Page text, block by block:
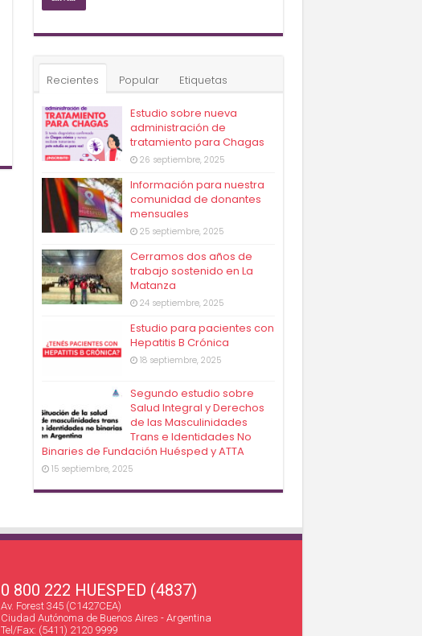
Recientes Popular Etiquetas
Estudio sobre nueva
administración de
tratamiento para Chagas
26 septiembre, 2025
Información para nuestra
comunidad de donantes
mensuales
25 septiembre, 2025
Cerramos dos años de
trabajo sostenido en La
Matanza
24 septiembre, 2025
Estudio para pacientes con
Hepatitis B Crónica
18 septiembre, 2025
Segundo estudio sobre
Salud Integral y Derechos
de las Masculinidades
Trans e Identidades No
Binaries de Fundación Huésped y ATTA
15 septiembre, 2025
0 800 222 HUESPED (4837)
Av. Forest 345 (C1427CEA)
Ciudad Autónoma de Buenos Aires - Argentina
Tel/Fax: (5411) 2120 9999